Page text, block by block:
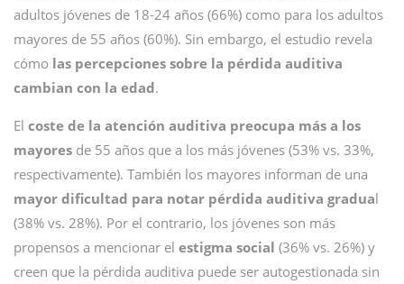
adultos jóvenes de 18-24 años (66%) como para los adultos
mayores de 55 años (60%). Sin embargo, el estudio revela
cómo las percepciones sobre la pérdida auditiva
cambian con la edad.
El coste de la atención auditiva preocupa más a los
mayores de 55 años que a los más jóvenes (53% vs. 33%,
respectivamente). También los mayores informan de una
mayor dificultad para notar pérdida auditiva gradual
(38% vs. 28%). Por el contrario, los jóvenes son más
propensos a mencionar el estigma social (36% vs. 26%) y
creen que la pérdida auditiva puede ser autogestionada sin